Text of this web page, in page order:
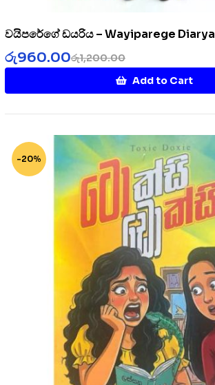
වයිපරේගේ ඩයරිය – Wayiparege Diarya
රු1,200.00
රු960.00
Add to Cart
-20%